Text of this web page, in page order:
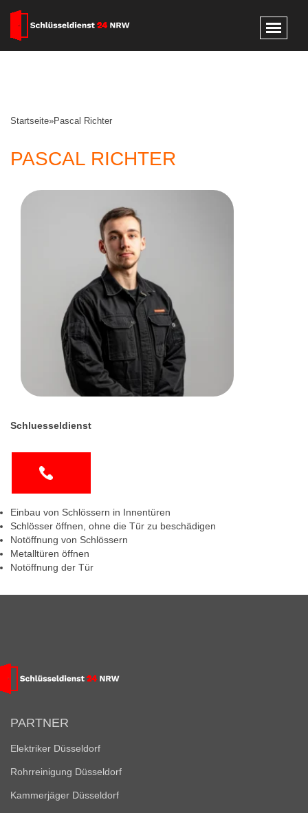
Startseite»Pascal Richter
PASCAL RICHTER
Schluesseldienst
Einbau von Schlössern in Innentüren
Schlösser öffnen, ohne die Tür zu beschädigen
Notöffnung von Schlössern
Metalltüren öffnen
Notöffnung der Tür
PARTNER
Elektriker Düsseldorf
Rohrreinigung Düsseldorf
Kammerjäger Düsseldorf